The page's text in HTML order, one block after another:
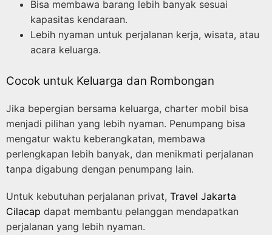
Bisa membawa barang lebih banyak sesuai
kapasitas kendaraan.
Lebih nyaman untuk perjalanan kerja, wisata, atau
acara keluarga.
Cocok untuk Keluarga dan Rombongan
Jika bepergian bersama keluarga, charter mobil bisa
menjadi pilihan yang lebih nyaman. Penumpang bisa
mengatur waktu keberangkatan, membawa
perlengkapan lebih banyak, dan menikmati perjalanan
tanpa digabung dengan penumpang lain.
Untuk kebutuhan perjalanan privat, Travel Jakarta
Cilacap dapat membantu pelanggan mendapatkan
perjalanan yang lebih nyaman.